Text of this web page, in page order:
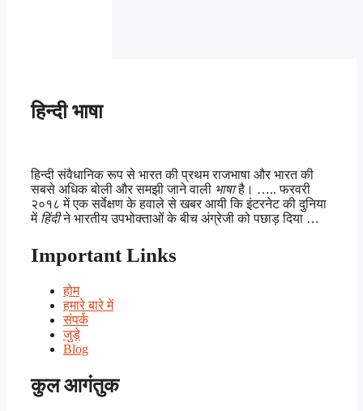
हिन्दी भाषा
हिन्दी संवैधानिक रूप से भारत की प्रथम राजभाषा और भारत की
सबसे अधिक बोली और समझी जाने वाली भाषाहै। ….. फरवरी
२०१८ में एक सर्वेक्षण के हवाले से खबर आयी कि इंटरनेट की दुनिया
में हिंदीने भारतीय उपभोक्ताओं के बीच अंग्रेजी को पछाड़ दिया …
Important Links
होम
हमारे बारे में
संपर्क
जुड़े
Blog
कुल आगंतुक